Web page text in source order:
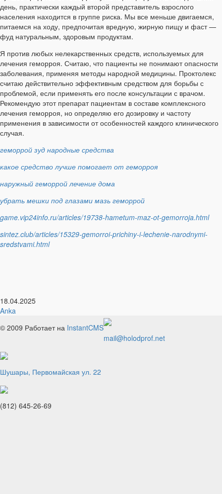
день, практически каждый второй представитель взрослого
населения находится в группе риска. Мы все меньше двигаемся,
питаемся на ходу, предпочитая вредную, жирную пищу и фаст —
фуд натуральным, здоровым продуктам.
Я против любых нелекарственных средств, используемых для
лечения геморроя. Считаю, что пациенты не понимают опасности
заболевания, применяя методы народной медицины. Проктолекс
считаю действительно эффективным средством для борьбы с
проблемой, если применять его после консультации с врачом.
Рекомендую этот препарат пациентам в составе комплексного
лечения геморроя, но определяю его дозировку и частоту
применения в зависимости от особенностей каждого клинического
случая.
геморрой зуд народные средства
какое средство лучше помогает от геморроя
наружный геморрой лечение дома
убрать мешки под глазами мазь геморрой
game.vip24info.ru/articles/19738-hametum-maz-ot-gemorroja.html
sintez.club/articles/15329-gemorroi-prichiny-i-lechenie-narodnymi-
sredstvami.html
18.04.2025
Anka
© 2009 Работает на InstantCMS
mail@holodprof.net
Шушары, Первомайская ул. 22
(812) 645-26-69